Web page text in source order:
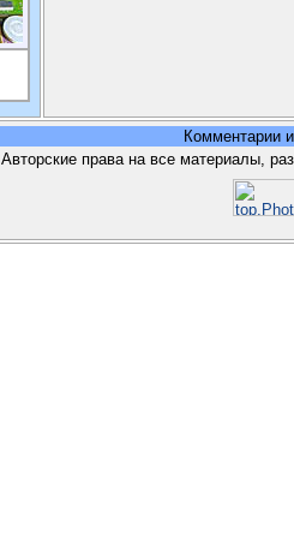
Комментарии
Авторские права на все материалы,